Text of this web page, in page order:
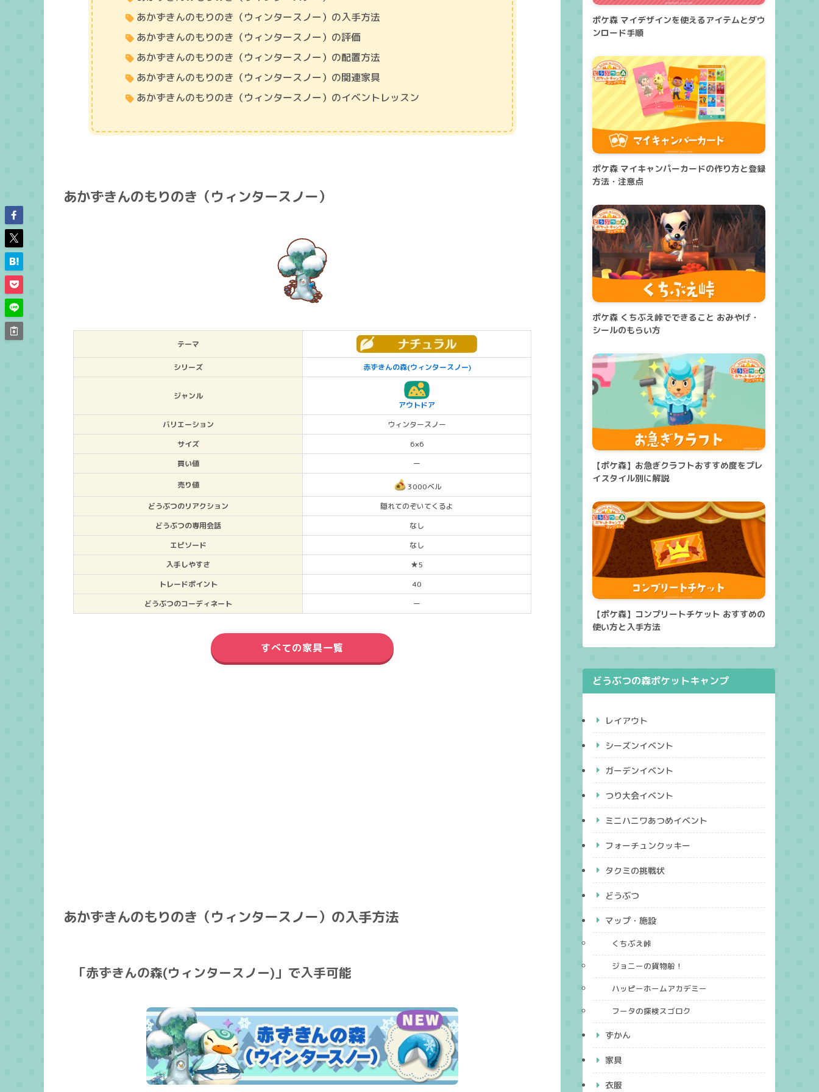
あかずきんのもりのき（ウィンタースノー）の入手方法
あかずきんのもりのき（ウィンタースノー）の評価
あかずきんのもりのき（ウィンタースノー）の配置方法
あかずきんのもりのき（ウィンタースノー）の関連家具
あかずきんのもりのき（ウィンタースノー）のイベントレッスン
あかずきんのもりのき（ウィンタースノー）
テーマ
シリーズ 赤ずきんの森(ウィンタースノー)
ジャンル
アウトドア
バリエーション
ウィンタースノー
サイズ
6×6
買い値
ー
売り値
3000ベル
どうぶつのリアクション
隠れてのぞいてくるよ
どうぶつの専用会話
なし
エピソード
なし
入手しやすさ
★5
トレードポイント
40
どうぶつのコーディネート
ー
すべての家具一覧
あかずきんのもりのき（ウィンタースノー）の入手方法
「赤ずきんの森(ウィンタースノー)」で入手可能
ポケ森 マイデザインを使えるアイテムとダウ
ンロード手順
ポケ森 マイキャンパーカードの作り方と登録
方法・注意点
ポケ森 くちぶえ峠でできること おみやげ・
シールのもらい方
【ポケ森】お急ぎクラフトおすすめ度をプレ
イスタイル別に解説
【ポケ森】コンプリートチケット おすすめの
使い方と入手方法
どうぶつの森ポケットキャンプ
レイアウト
シーズンイベント
ガーデンイベント
つり大会イベント
ミニハニワあつめイベント
フォーチュンクッキー
タクミの挑戦状
どうぶつ
マップ・施設
くちぶえ峠
ジョニーの貨物船！
ハッピーホームアカデミー
フータの探検スゴロク
ずかん
家具
衣服